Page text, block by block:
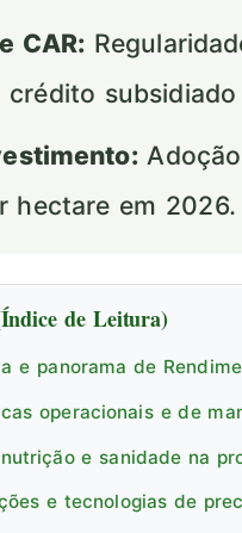
CAR:
Adoção
hectare em 2026.
de Leitura)
e panorama de
operacionais e de
e sanidade na
e tecnologias de